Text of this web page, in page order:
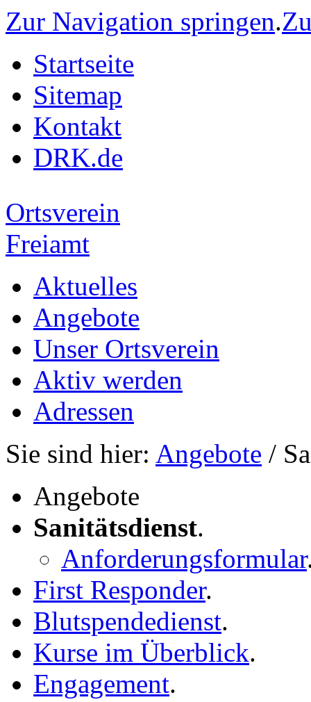
Zur Navigation springen.
Startseite
Sitemap
Kontakt
DRK.de
Ortsverein
Freiamt
Aktuelles
Angebote
Unser Ortsverein
Aktiv werden
Adressen
Sie sind hier: Angebote /
Angebote
Sanitätsdienst.
Anforderungsformular
First Responder.
Blutspendedienst.
Kurse im Überblick.
Engagement.